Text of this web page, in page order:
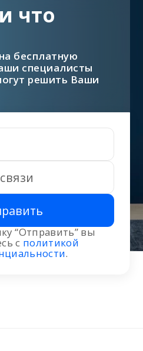
“Отправить” вы
с политикой
.
что
бесплатную
специалисты
решить Ваши